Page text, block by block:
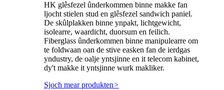
HK glêsfezel ûnderkommen binne makke fan
ljocht stielen stud en glêsfezel sandwich paniel.
De skûlplakken binne ynpakt, lichtgewicht,
isolearre, waardicht, duorsum en feilich.
Fiberglass ûnderkommen binne manipulearre om
te foldwaan oan de stive easken fan de ierdgas
yndustry, de oalje yntsjinne en it telecom kabinet,
dy't makke it yntsjinne wurk makliker.
Sjoch mear produkten>